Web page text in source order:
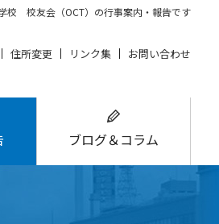
校 校友会（OCT）の行事案内・報告です
住所変更 リンク集 お問い合わせ
ブログ＆コラム